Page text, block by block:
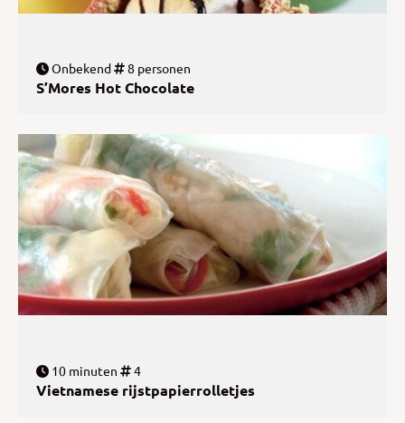
Onbekend 8 personen
S’Mores Hot Chocolate
10 minuten 4
Vietnamese rijstpapierrolletjes